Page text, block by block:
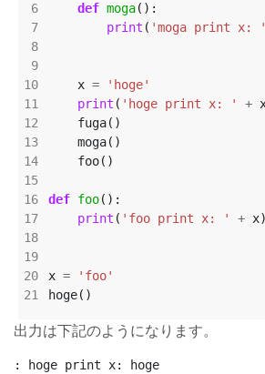
6
7
8
9
10
11
12
13
14
15
16
17
18
19
20
21
def moga
print ( 'moga print x: '
    x
=
'hoge'
print ( 'hoge print x: ' +
def foo
print ( 'foo print x: ' +
x =
'foo'
出力は下記のようになります。
: hoge print x: hoge